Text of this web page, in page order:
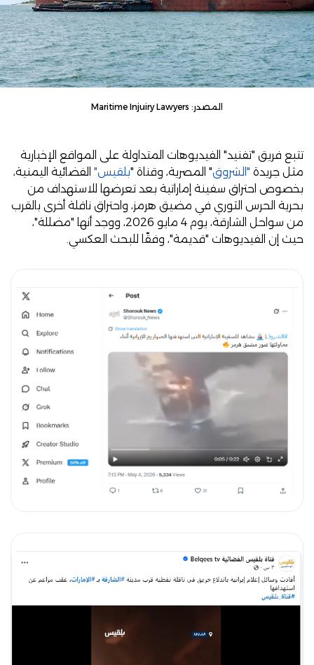
المصدر: Maritime Injuiry Lawyers
تتبع فريق "تفنيد" الفيديوهات المتداولة على المواقع الإخبارية
مثل جريدة "الشروق" المصرية، وقناة "بلقيس" الفضائية اليمنية،
بخصوص احتراق سفينة إماراتية بعد تعرضها للاستهداف من
بحرية الحرس الثوري في مضيق هرمز، واحتراق ناقلة أخرى بالقرب
من سواحل الشارقة، يوم 4 مايو 2026، ووجد أنها "مضللة"،
حيث إن الفيديوهات "قديمة"، وفقًا للبحث العكسي.